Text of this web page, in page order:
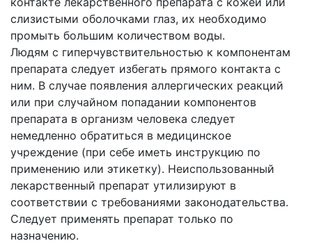
слизистыми оболочками глаз, их необходимо
промыть большим количеством воды.
Людям с гиперчувствительностью к компонентам
препарата следует избегать прямого контакта с
ним. В случае появления аллергических реакций
или при случайном попадании компонентов
препарата в организм человека следует
немедленно обратиться в медицинское
учреждение (при себе иметь инструкцию по
применению или этикетку). Неиспользованный
лекарственный препарат утилизируют в
соответствии с требованиями законодательства.
Следует применять препарат только по
назначению.